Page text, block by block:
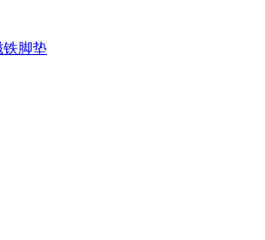
铁脚垫